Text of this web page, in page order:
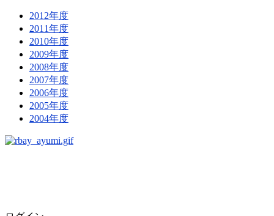
2012年度
2011年度
2010年度
2009年度
2008年度
2007年度
2006年度
2005年度
2004年度